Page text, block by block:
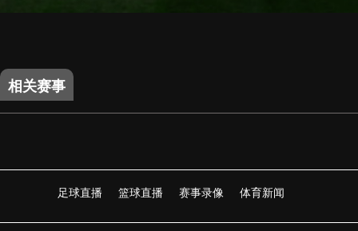
相关赛事
足球直播 篮球直播 赛事录像 体育新闻